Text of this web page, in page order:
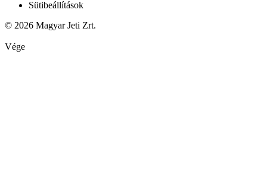
Sütibeállítások
© 2026 Magyar Jeti Zrt.
Vége